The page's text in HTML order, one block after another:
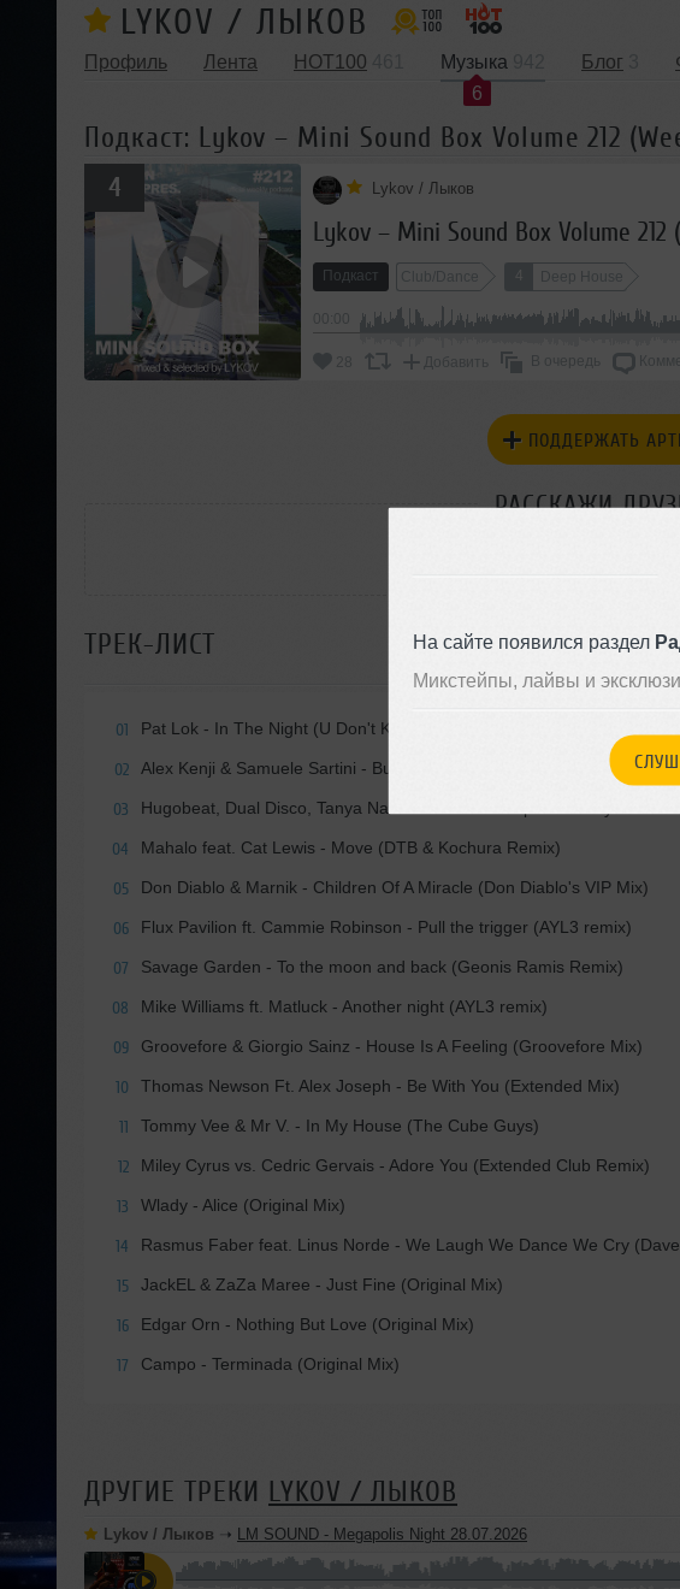
На сайте появился раздел
Микстейпы, лайвы и
LYKOV / ЛЫКОВ
Профиль Лента HOT100
Музыка
6
Блог
Подкаст: Lykov – Mini Sound Box Volume 212
4 Lykov / Лыков
Lykov – Mini Sound Box Volume
Подкаст Club/Dance Deep House
28 Добавить В очередь
ПОДДЕРЖАТЬ
РАССКАЖИ
ТРЕК-ЛИСТ
01 Pat Lok - In The Night (U Don't Know) (Club Mix)
02 Alex Kenji & Samuele Sartini - Burn (Peter Brown Remix)
03 Hugobeat, Dual Disco, Tanya Nambiar - To The Top feat. Tanya
04 Mahalo feat. Cat Lewis - Move (DTB & Kochura Remix)
05 Don Diablo & Marnik - Children Of A Miracle (Don Diablo's VIP Mix)
06 Flux Pavilion ft. Cammie Robinson - Pull the trigger (AYL3 remix)
07 Savage Garden - To the moon and back (Geonis Ramis Remix)
08 Mike Williams ft. Matluck - Another night (AYL3 remix)
09 Groovefore & Giorgio Sainz - House Is A Feeling (Groovefore Mix)
10 Thomas Newson Ft. Alex Joseph - Be With You (Extended Mix)
11 Tommy Vee & Mr V. - In My House (The Cube Guys)
12 Miley Cyrus vs. Cedric Gervais - Adore You (Extended Club Remix)
13 Wlady - Alice (Original Mix)
14 Rasmus Faber feat. Linus Norde - We Laugh We Dance We Cry
15 JackEL & ZaZa Maree - Just Fine (Original Mix)
16 Edgar Orn - Nothing But Love (Original Mix)
17 Campo - Terminada (Original Mix)
ДРУГИЕ ТРЕКИ LYKOV / ЛЫКОВ
Lykov / Лыков ➝ LM SOUND - Megapolis Night 28.07.2026